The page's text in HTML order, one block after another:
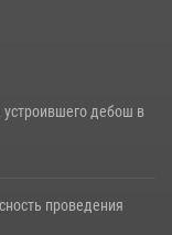
дебош в
проведения